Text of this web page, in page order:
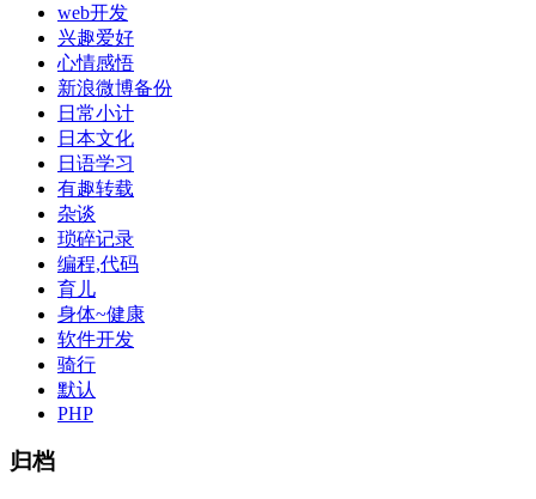
web开发
兴趣爱好
心情感悟
新浪微博备份
日常小计
日本文化
日语学习
有趣转载
杂谈
琐碎记录
编程,代码
育儿
身体~健康
软件开发
骑行
默认
PHP
归档